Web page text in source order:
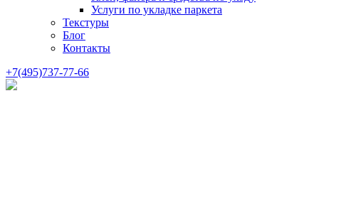
Услуги по укладке паркета
Текстуры
Блог
Контакты
+7(495)737-77-66